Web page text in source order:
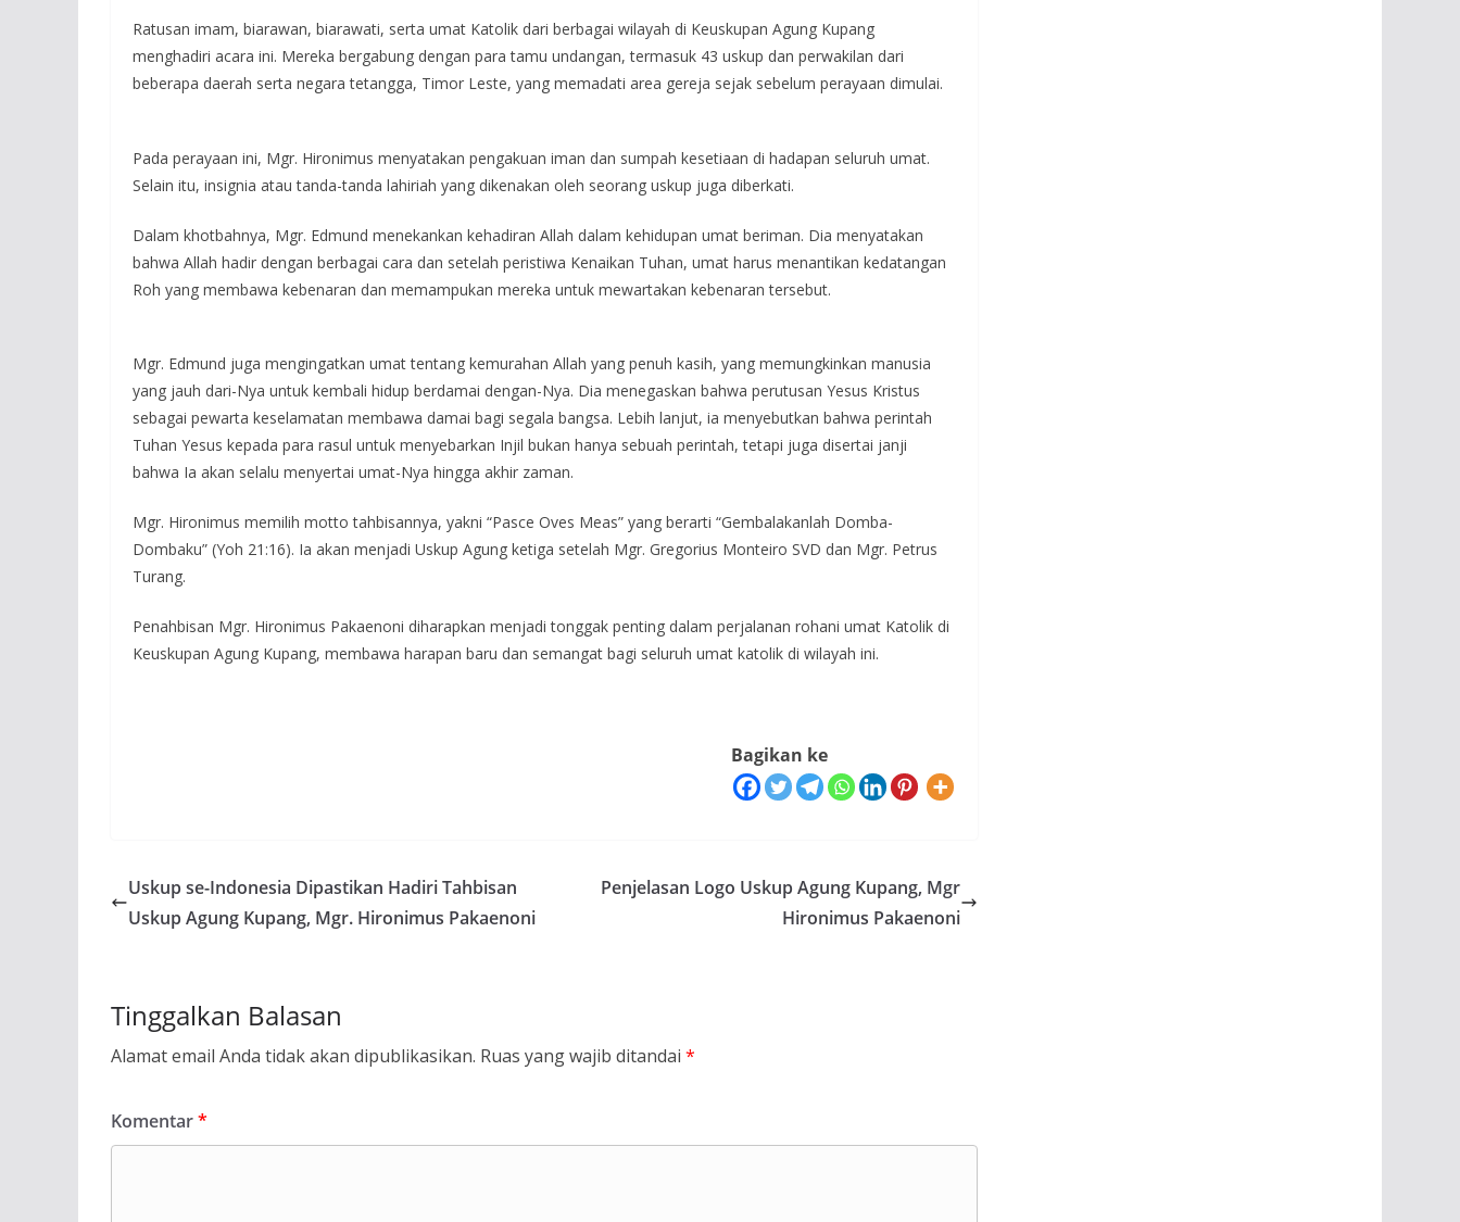
Ratusan imam, biarawan, biarawati, serta umat Katolik dari berbagai wilayah di Keuskupan Agung Kupang
menghadiri acara ini. Mereka bergabung dengan para tamu undangan, termasuk 43 uskup dan perwakilan dari
beberapa daerah serta negara tetangga, Timor Leste, yang memadati area gereja sejak sebelum perayaan dimulai.
Pada perayaan ini, Mgr. Hironimus menyatakan pengakuan iman dan sumpah kesetiaan di hadapan seluruh umat.
Selain itu, insignia atau tanda-tanda lahiriah yang dikenakan oleh seorang uskup juga diberkati.
Dalam khotbahnya, Mgr. Edmund menekankan kehadiran Allah dalam kehidupan umat beriman. Dia menyatakan
bahwa Allah hadir dengan berbagai cara dan setelah peristiwa Kenaikan Tuhan, umat harus menantikan kedatangan
Roh yang membawa kebenaran dan memampukan mereka untuk mewartakan kebenaran tersebut.
Mgr. Edmund juga mengingatkan umat tentang kemurahan Allah yang penuh kasih, yang memungkinkan manusia
yang jauh dari-Nya untuk kembali hidup berdamai dengan-Nya. Dia menegaskan bahwa perutusan Yesus Kristus
sebagai pewarta keselamatan membawa damai bagi segala bangsa. Lebih lanjut, ia menyebutkan bahwa perintah
Tuhan Yesus kepada para rasul untuk menyebarkan Injil bukan hanya sebuah perintah, tetapi juga disertai janji
bahwa Ia akan selalu menyertai umat-Nya hingga akhir zaman.
Mgr. Hironimus memilih motto tahbisannya, yakni “Pasce Oves Meas” yang berarti “Gembalakanlah Domba-
Dombaku” (Yoh 21:16). Ia akan menjadi Uskup Agung ketiga setelah Mgr. Gregorius Monteiro SVD dan Mgr. Petrus
Turang.
Penahbisan Mgr. Hironimus Pakaenoni diharapkan menjadi tonggak penting dalam perjalanan rohani umat Katolik di
Keuskupan Agung Kupang, membawa harapan baru dan semangat bagi seluruh umat katolik di wilayah ini.
Bagikan ke
Uskup se-Indonesia Dipastikan Hadiri Tahbisan
Uskup Agung Kupang, Mgr. Hironimus Pakaenoni
Penjelasan Logo Uskup Agung Kupang, Mgr
Hironimus Pakaenoni
Tinggalkan Balasan
Alamat email Anda tidak akan dipublikasikan. Ruas yang wajib ditandai *
Komentar*